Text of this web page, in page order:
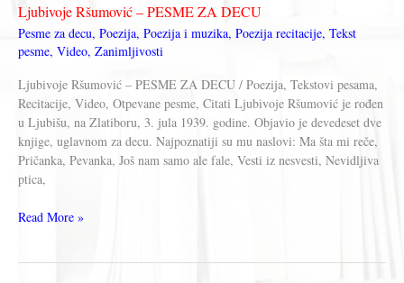
Ljubivoje Ršumović – PESME ZA DECU
Pesme za decu, Poezija, Poezija i muzika, Poezija recitacije, Tekst
pesme, Video, Zanimljivosti
Ljubivoje Ršumović – PESME ZA DECU / Poezija, Tekstovi pesama,
Recitacije, Video, Otpevane pesme, Citati Ljubivoje Ršumović je rođen
u Ljubišu, na Zlatiboru, 3. jula 1939. godine. Objavio je devedeset dve
knjige, uglavnom za decu. Najpoznatiji su mu naslovi: Ma šta mi reče,
Pričanka, Pevanka, Još nam samo ale fale, Vesti iz nesvesti, Nevidljiva
ptica,
Ljubivoje
Read More »